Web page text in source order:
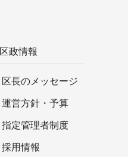
区政情報
区長のメッセージ
運営方針・予算
指定管理者制度
採用情報